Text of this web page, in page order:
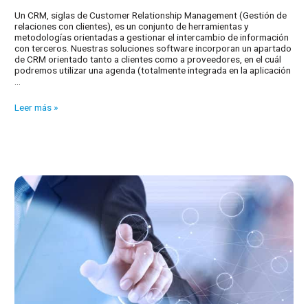
Un CRM, siglas de Customer Relationship Management (Gestión de
relaciones con clientes), es un conjunto de herramientas y
metodologías orientadas a gestionar el intercambio de información
con terceros. Nuestras soluciones software incorporan un apartado
de CRM orientado tanto a clientes como a proveedores, en el cuál
podremos utilizar una agenda (totalmente integrada en la aplicación
…
¿Cómo
CRM?
Leer más »